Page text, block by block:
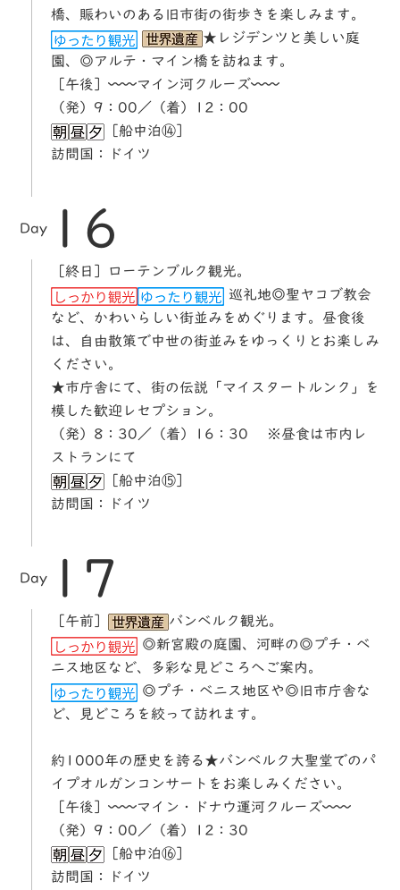
橋、賑わいのある旧市街の街歩きを楽しみます。
★レジデンツと美しい庭
園、◎アルテ・マイン橋を訪ねます。
［午後］〰〰マイン河クルーズ〰〰
（発）9：00／（着）12：00
［船中泊⑭］
訪問国：ドイツ
Day 16
［終日］ローテンブルク観光。
巡礼地◎聖ヤコブ教会
など、かわいらしい街並みをめぐります。昼食後
は、自由散策で中世の街並みをゆっくりとお楽しみ
ください。
★市庁舎にて、街の伝説「マイスタートルンク」を
模した歓迎レセプション。
（発）8：30／（着）16：30 ※昼食は市内レ
ストランにて
［船中泊⑮］
訪問国：ドイツ
Day 17
［午前］
バンベルク観光。
◎新宮殿の庭園、河畔の◎プチ・ベ
ニス地区など、多彩な見どころへご案内。
◎プチ・ベニス地区や◎旧市庁舎な
ど、見どころを絞って訪れます。
約1000年の歴史を誇る★バンベルク大聖堂でのパ
イプオルガンコンサートをお楽しみください。
［午後］〰〰マイン・ドナウ運河クルーズ〰〰
（発）9：00／（着）12：30
［船中泊⑯］
訪問国：ドイツ